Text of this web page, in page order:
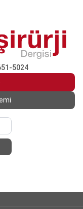
5024